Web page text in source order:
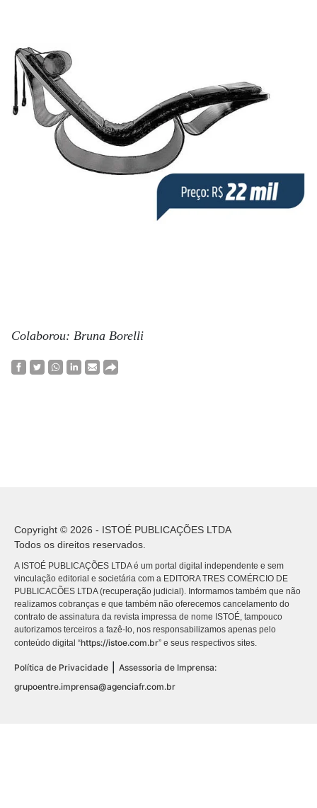
Colaborou: Bruna Borelli
Copyright © 2026 - ISTOÉ PUBLICAÇÕES LTDA
Todos os direitos reservados.
A ISTOÉ PUBLICAÇÕES LTDA é um portal digital independente e sem
vinculação editorial e societária com a EDITORA TRES COMÉRCIO DE
PUBLICACÕES LTDA (recuperação judicial). Informamos também que não
realizamos cobranças e que também não oferecemos cancelamento do
contrato de assinatura da revista impressa de nome ISTOÉ, tampouco
autorizamos terceiros a fazê-lo, nos responsabilizamos apenas pelo
conteúdo digital “https://istoe.com.br” e seus respectivos sites.
Política de Privacidade
Assessoria de Imprensa:
grupoentre.imprensa@agenciafr.com.br